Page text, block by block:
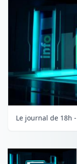
Le journal de 18h